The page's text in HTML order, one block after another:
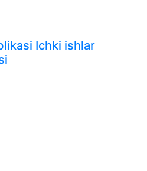
Ichki ishlar